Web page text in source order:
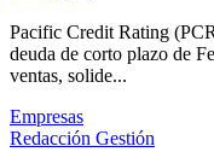
Pacific Credit Rating
deuda de corto plazo de
ventas, solide...
Empresas
Redacción Gestión